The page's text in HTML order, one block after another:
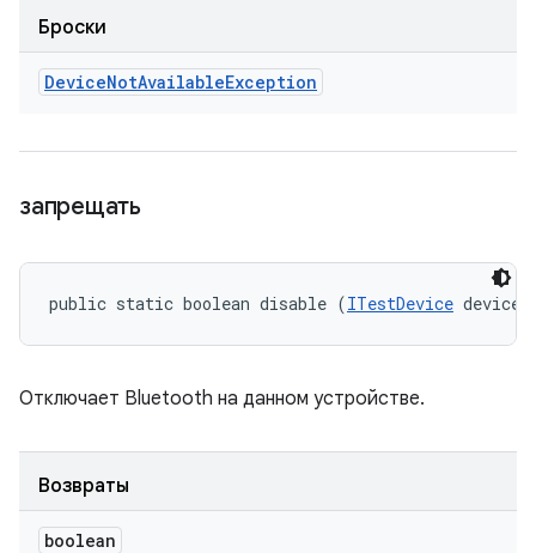
Броски
DeviceNotAvailableException
запрещать
public static boolean disable (ITestDevice device)
Отключает Bluetooth на данном устройстве.
Возвраты
boolean